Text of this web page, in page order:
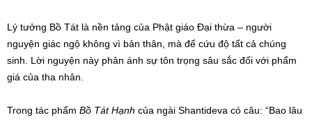
Lý tưởng Bồ Tát là nền tảng của Phật giáo Đại thừa – người
nguyện giác ngộ không vì bản thân, mà để cứu độ tất cả chúng
sinh. Lời nguyện này phản ánh sự tôn trọng sâu sắc đối với phẩm
giá của tha nhân.
Trong tác phẩm Bồ Tát Hạnh của ngài Shantideva có câu: “Bao lâu